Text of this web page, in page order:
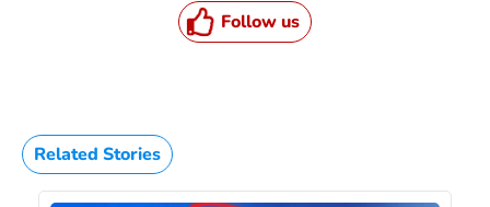
Follow us
Related Stories